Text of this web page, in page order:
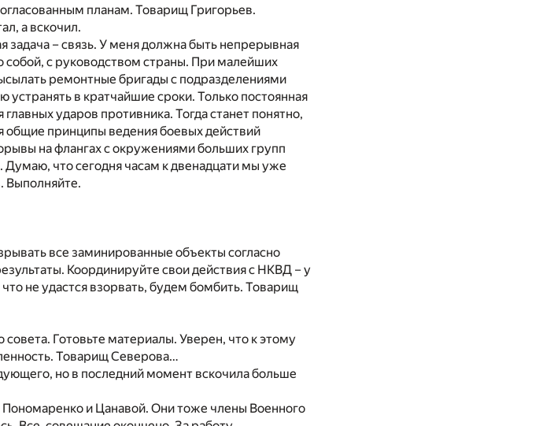
планам. Товарищ Григорьев.
а вскочил.
задача – связь. У меня должна быть непрерывная
собой, с руководством страны. При малейших
ремонтные бригады с подразделениями
устранять в кратчайшие сроки. Только постоянная
ударов противника. Тогда станет понятно,
общие принципы ведения боевых действий
на флангах с окружениями больших групп
Думаю, что сегодня часам к двенадцати мы уже
Выполняйте.
все заминированные объекты согласно
Координируйте свои действия с НКВД – у
не удастся взорвать, будем бомбить. Товарищ
Готовьте материалы. Уверен, что к этому
Товарищ Северова…
но в последний момент вскочила больше
и Цанавой. Они тоже члены Военного